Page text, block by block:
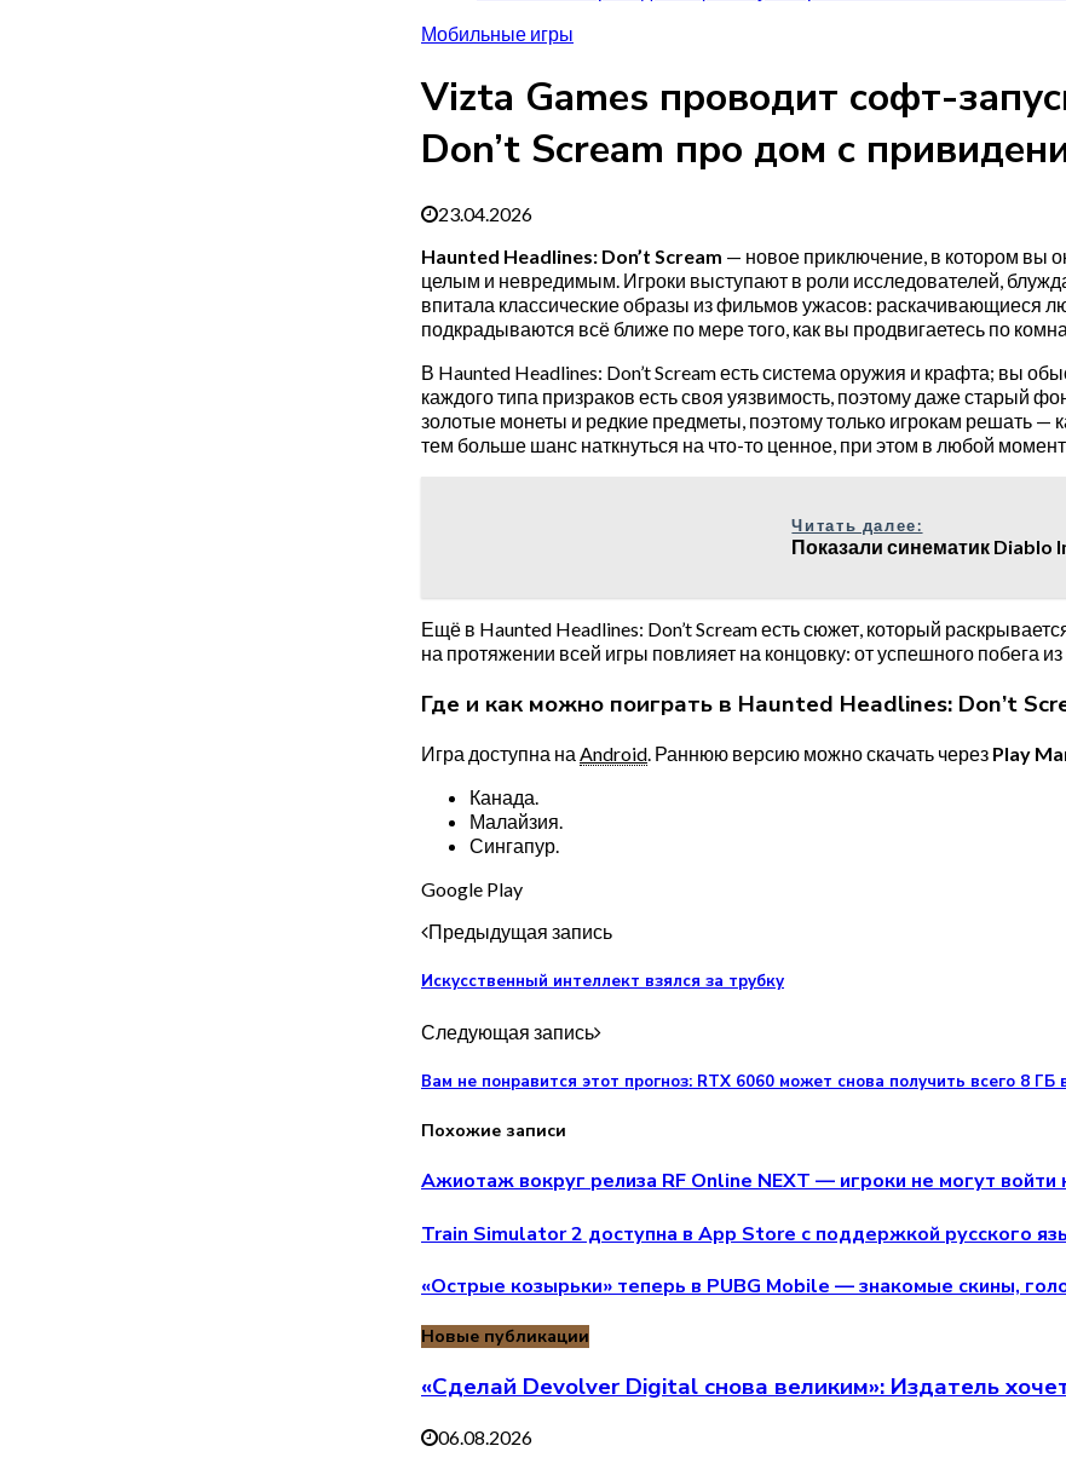
Мобильные игры
Vizta Games проводит софт-
Don’t Scream про дом с
23.04.2026
Haunted Headlines: Don’t Scream — новое приключение , в котором вы
целым и невредимым. Игроки выступают в роли исследователей,
впитала классические образы из фильмов ужасов: раскачивающиеся
подкрадываются всё ближе по мере того, как вы продвигаетесь по
В Haunted Headlines: Don’t Scream есть система оружия и крафта; вы
каждого типа призраков есть своя уязвимость, поэтому даже старый
золотые монеты и редкие предметы, поэтому только игрокам решать —
тем больше шанс наткнуться на что-то ценное, при этом в любой
Читать далее:
Показали синематик Diablo
Ещё в Haunted Headlines: Don’t Scream есть сюжет, который
на протяжении всей игры повлияет на концовку: от успешного побега
Где и как можно поиграть в Haunted Headlines: Don’t
Игра доступна на Android. Раннюю версию можно скачать через Play
Канада.
Малайзия.
Сингапур.
Google Play
Предыдущая запись
Искусственный интеллект взялся за трубку
Следующая запись
Вам не понравится этот прогноз: RTX 6060 может снова получить всего 8 ГБ
Похожие записи
Ажиотаж вокруг релиза RF Online NEXT — игроки не могут войти
Train Simulator 2 доступна в App Store с поддержкой русского
«Острые козырьки» теперь в PUBG Mobile — знакомые скины,
Новые публикации
«Сделай Devolver Digital снова великим»: Издатель
06.08.2026